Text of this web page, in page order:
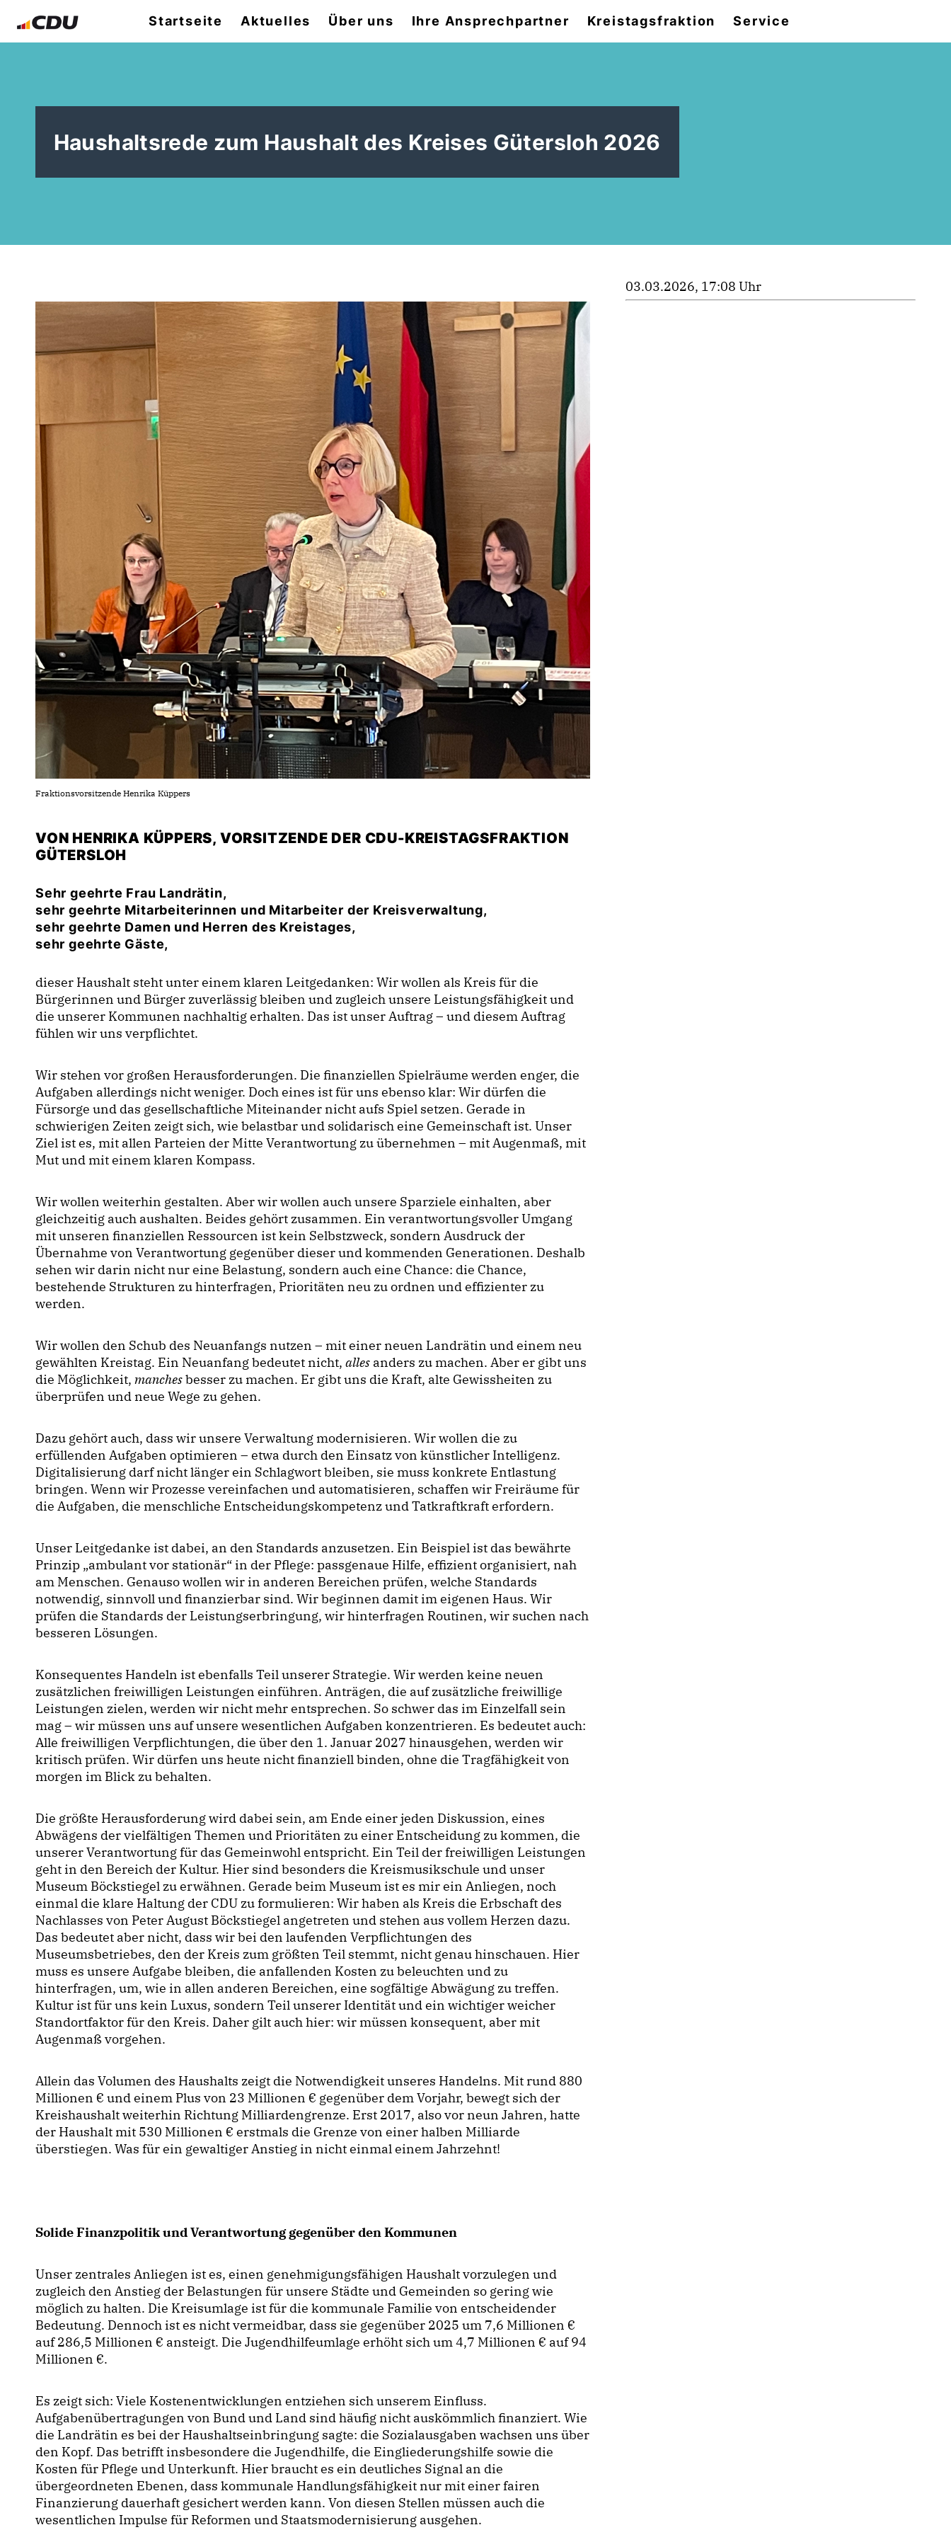
Startseite Aktuelles Über uns Ihre Ansprechpartner Kreistagsfraktion Service
Haushaltsrede zum Haushalt des Kreises Gütersloh 2026
Fraktionsvorsitzende Henrika Küppers
VON HENRIKA KÜPPERS, VORSITZENDE DER CDU-KREISTAGSFRAKTION
GÜTERSLOH
Sehr geehrte Frau Landrätin,
sehr geehrte Mitarbeiterinnen und Mitarbeiter der Kreisverwaltung,
sehr geehrte Damen und Herren des Kreistages,
sehr geehrte Gäste,
dieser Haushalt steht unter einem klaren Leitgedanken: Wir wollen als Kreis für die
Bürgerinnen und Bürger zuverlässig bleiben und zugleich unsere Leistungsfähigkeit und
die unserer Kommunen nachhaltig erhalten. Das ist unser Auftrag – und diesem Auftrag
fühlen wir uns verpflichtet.
Wir stehen vor großen Herausforderungen. Die finanziellen Spielräume werden enger, die
Aufgaben allerdings nicht weniger. Doch eines ist für uns ebenso klar: Wir dürfen die
Fürsorge und das gesellschaftliche Miteinander nicht aufs Spiel setzen. Gerade in
schwierigen Zeiten zeigt sich, wie belastbar und solidarisch eine Gemeinschaft ist. Unser
Ziel ist es, mit allen Parteien der Mitte Verantwortung zu übernehmen – mit Augenmaß, mit
Mut und mit einem klaren Kompass.
Wir wollen weiterhin gestalten. Aber wir wollen auch unsere Sparziele einhalten, aber
gleichzeitig auch aushalten. Beides gehört zusammen. Ein verantwortungsvoller Umgang
mit unseren finanziellen Ressourcen ist kein Selbstzweck, sondern Ausdruck der
Übernahme von Verantwortung gegenüber dieser und kommenden Generationen. Deshalb
sehen wir darin nicht nur eine Belastung, sondern auch eine Chance: die Chance,
bestehende Strukturen zu hinterfragen, Prioritäten neu zu ordnen und effizienter zu
werden.
Wir wollen den Schub des Neuanfangs nutzen – mit einer neuen Landrätin und einem neu
gewählten Kreistag. Ein Neuanfang bedeutet nicht, alles anders zu machen. Aber er gibt uns
die Möglichkeit, manchesbesser zu machen. Er gibt uns die Kraft, alte Gewissheiten zu
überprüfen und neue Wege zu gehen.
Dazu gehört auch, dass wir unsere Verwaltung modernisieren. Wir wollen die zu
erfüllenden Aufgaben optimieren – etwa durch den Einsatz von künstlicher Intelligenz.
Digitalisierung darf nicht länger ein Schlagwort bleiben, sie muss konkrete Entlastung
bringen. Wenn wir Prozesse vereinfachen und automatisieren, schaffen wir Freiräume für
die Aufgaben, die menschliche Entscheidungskompetenz und Tatkraftkraft erfordern.
Unser Leitgedanke ist dabei, an den Standards anzusetzen. Ein Beispiel ist das bewährte
Prinzip „ambulant vor stationär“ in der Pflege: passgenaue Hilfe, effizient organisiert, nah
am Menschen. Genauso wollen wir in anderen Bereichen prüfen, welche Standards
notwendig, sinnvoll und finanzierbar sind. Wir beginnen damit im eigenen Haus. Wir
prüfen die Standards der Leistungserbringung, wir hinterfragen Routinen, wir suchen nach
besseren Lösungen.
Konsequentes Handeln ist ebenfalls Teil unserer Strategie. Wir werden keine neuen
zusätzlichen freiwilligen Leistungen einführen. Anträgen, die auf zusätzliche freiwillige
Leistungen zielen, werden wir nicht mehr entsprechen. So schwer das im Einzelfall sein
mag – wir müssen uns auf unsere wesentlichen Aufgaben konzentrieren. Es bedeutet auch:
Alle freiwilligen Verpflichtungen, die über den 1. Januar 2027 hinausgehen, werden wir
kritisch prüfen. Wir dürfen uns heute nicht finanziell binden, ohne die Tragfähigkeit von
morgen im Blick zu behalten.
Die größte Herausforderung wird dabei sein, am Ende einer jeden Diskussion, eines
Abwägens der vielfältigen Themen und Prioritäten zu einer Entscheidung zu kommen, die
unserer Verantwortung für das Gemeinwohl entspricht. Ein Teil der freiwilligen Leistungen
geht in den Bereich der Kultur. Hier sind besonders die Kreismusikschule und unser
Museum Böckstiegel zu erwähnen. Gerade beim Museum ist es mir ein Anliegen, noch
einmal die klare Haltung der CDU zu formulieren: Wir haben als Kreis die Erbschaft des
Nachlasses von Peter August Böckstiegel angetreten und stehen aus vollem Herzen dazu.
Das bedeutet aber nicht, dass wir bei den laufenden Verpflichtungen des
Museumsbetriebes, den der Kreis zum größten Teil stemmt, nicht genau hinschauen. Hier
muss es unsere Aufgabe bleiben, die anfallenden Kosten zu beleuchten und zu
hinterfragen, um, wie in allen anderen Bereichen, eine sogfältige Abwägung zu treffen.
Kultur ist für uns kein Luxus, sondern Teil unserer Identität und ein wichtiger weicher
Standortfaktor für den Kreis. Daher gilt auch hier: wir müssen konsequent, aber mit
Augenmaß vorgehen.
Allein das Volumen des Haushalts zeigt die Notwendigkeit unseres Handelns. Mit rund 880
Millionen € und einem Plus von 23 Millionen € gegenüber dem Vorjahr, bewegt sich der
Kreishaushalt weiterhin Richtung Milliardengrenze. Erst 2017, also vor neun Jahren, hatte
der Haushalt mit 530 Millionen € erstmals die Grenze von einer halben Milliarde
überstiegen. Was für ein gewaltiger Anstieg in nicht einmal einem Jahrzehnt!
Solide Finanzpolitik und Verantwortung gegenüber den Kommunen
Unser zentrales Anliegen ist es, einen genehmigungsfähigen Haushalt vorzulegen und
zugleich den Anstieg der Belastungen für unsere Städte und Gemeinden so gering wie
möglich zu halten. Die Kreisumlage ist für die kommunale Familie von entscheidender
Bedeutung. Dennoch ist es nicht vermeidbar, dass sie gegenüber 2025 um 7,6 Millionen
auf 286,5 Millionen € ansteigt. Die Jugendhilfeumlage erhöht sich um 4,7 Millionen € auf 94
Millionen €.
Es zeigt sich: Viele Kostenentwicklungen entziehen sich unserem Einfluss.
Aufgabenübertragungen von Bund und Land sind häufig nicht auskömmlich finanziert. Wie
die Landrätin es bei der Haushaltseinbringung sagte: die Sozialausgaben wachsen uns über
den Kopf. Das betrifft insbesondere die Jugendhilfe, die Eingliederungshilfe sowie die
Kosten für Pflege und Unterkunft. Hier braucht es ein deutliches Signal an die
übergeordneten Ebenen, dass kommunale Handlungsfähigkeit nur mit einer fairen
Finanzierung dauerhaft gesichert werden kann. Von diesen Stellen müssen auch die
wesentlichen Impulse für Reformen und Staatsmodernisierung ausgehen.
03.03.2026, 17:08 Uhr